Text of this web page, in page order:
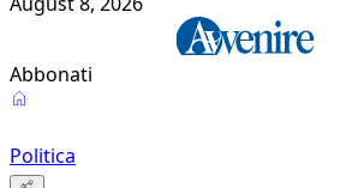
Abbonati
Politica